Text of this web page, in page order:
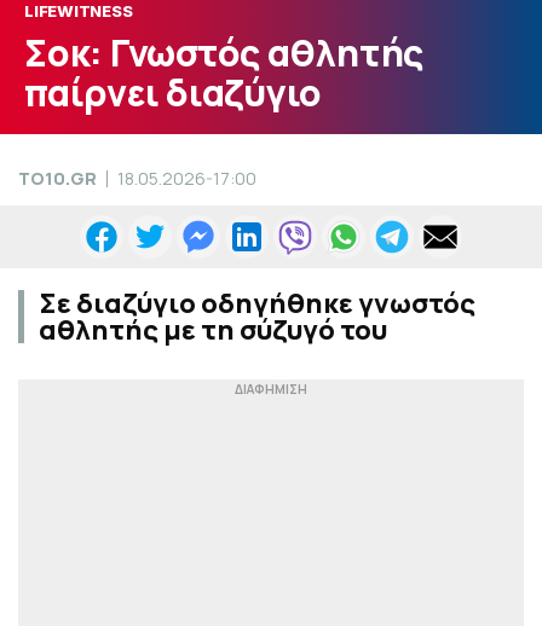
LIFEWITNESS
Σοκ: Γνωστός αθλητής
παίρνει διαζύγιο
TO10.GR 18.05.2026-17:00
Σε διαζύγιο οδηγήθηκε γνωστός
αθλητής με τη σύζυγό του